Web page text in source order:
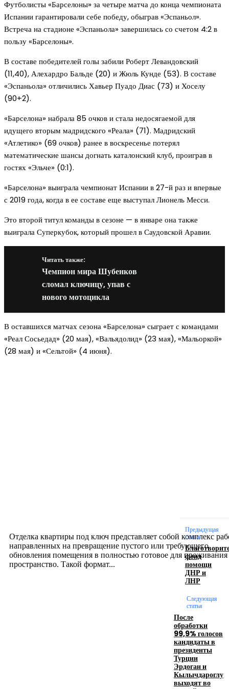
Футболисты «Барселоны» за четыре матча до конца чемпионата
Испании гарантировали себе победу, обыграв «Эспаньол».
Встреча на стадионе «Эспаньола» завершилась со счетом 4:2 в
пользу «Барселоны».
В составе победителей голы забили Роберт Левандовский
(11,40), Алехардро Бальде (20) и Жюль Кунде (53). В составе
«Эспаньола» отличились Хавьер Пуадо Диас (73) и Хоселу
(90+2).
«Барселона» набрала 85 очков и стала недосягаемой для
идущего вторым мадридского «Реала» (71). Мадридский
«Атлетико» (69 очков) ранее в воскресенье потерял
математические шансы догнать каталонский клуб, проиграв в
гостях «Эльче» (0:1).
«Барселона» выиграла чемпионат Испании в 27-й раз и впервые
с 2019 года, когда в ее составе еще выступал Лионель Месси.
Это второй титул команды в сезоне — в январе она также
выиграла Суперкубок, который прошел в Саудовской Аравии.
Читать также:
Чемпион мира Шубенков
сломал ключицу, упав с
нового мотоцикла
В оставшихся матчах сезона «Барселона» сыграет с командами
«Реал Сосьедад» (20 мая), «Вальядолид» (23 мая), «Мальоркой»
(28 мая) и «Сельтой» (4 июня).
Отделка квартиры под ключ представляет собой комплекс
направленных на превращение пустого или требующего
обновления помещения в полностью готовое для проживания
пространство. Такой формат...
Производство полиэтиленовых пакетов с
логотипом: эффективный инструмент бренда
Девушка в бокале: легендарный номер бурлеска
искусство эффектного представления
Предыдущая
статья
фонд
помощи
ДНР и
ЛНР
Следующая
статья
После
обработки
99,9% голосов
кандидаты в
президенты
Турции
Эрдоган и
Кылычдароглу
выходят во